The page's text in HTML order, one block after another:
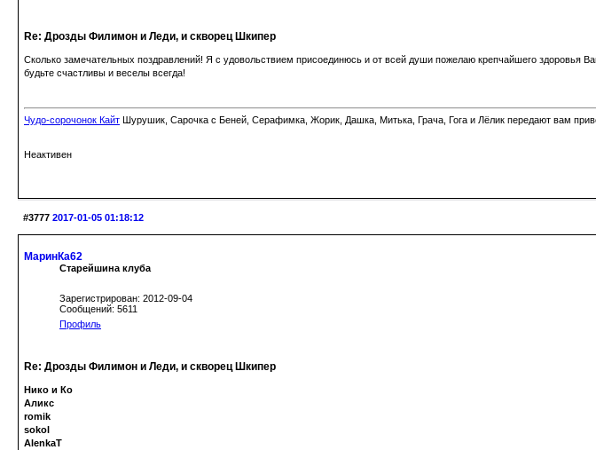
Re: Дрозды Филимон и Леди, и скворец Шкипер
Сколько замечательных поздравлений! Я с удовольствием присоединюсь и от всей души пожелаю крепчайшего
будьте счастливы и веселы всегда!
Чудо-сорочонок Кайт Шурушик, Сарочка с Беней, Серафимка, Жорик, Дашка, Митька, Грача, Гога и Лёлик передают вам
Неактивен
#3777 2017-01-05 01:18:12
МаринКа62
Старейшина клуба
Зарегистрирован: 2012-09-04
Сообщений: 5611
Профиль
Re: Дрозды Филимон и Леди, и скворец Шкипер
Нико и Ко
Аликс
romik
sokol
AlenkaT